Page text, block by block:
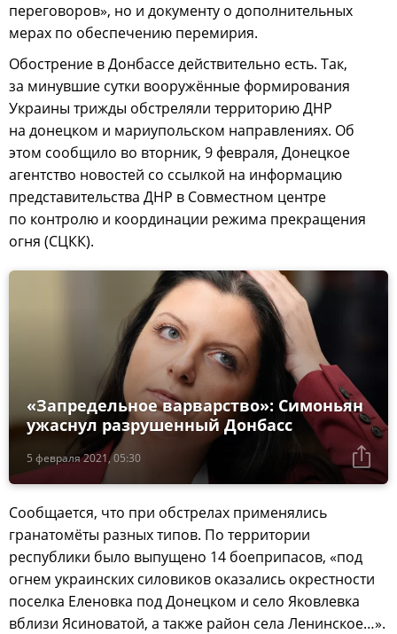
переговоров», но и документу о дополнительных
мерах по обеспечению перемирия.
Обострение в Донбассе действительно есть. Так,
за минувшие сутки вооружённые формирования
Украины трижды обстреляли территорию ДНР
на донецком и мариупольском направлениях. Об
этом сообщило во вторник, 9 февраля, Донецкое
агентство новостей со ссылкой на информацию
представительства ДНР в Совместном центре
по контролю и координации режима прекращения
огня (СЦКК).
5 февраля 2021, 05:30
«Запредельное варварство»: Симоньян
ужаснул разрушенный Донбасс
Сообщается, что при обстрелах применялись
гранатомёты разных типов. По территории
республики было выпущено 14 боеприпасов, «под
огнем украинских силовиков оказались окрестности
поселка Еленовка под Донецком и село Яковлевка
вблизи Ясиноватой, а также район села Ленинское…».